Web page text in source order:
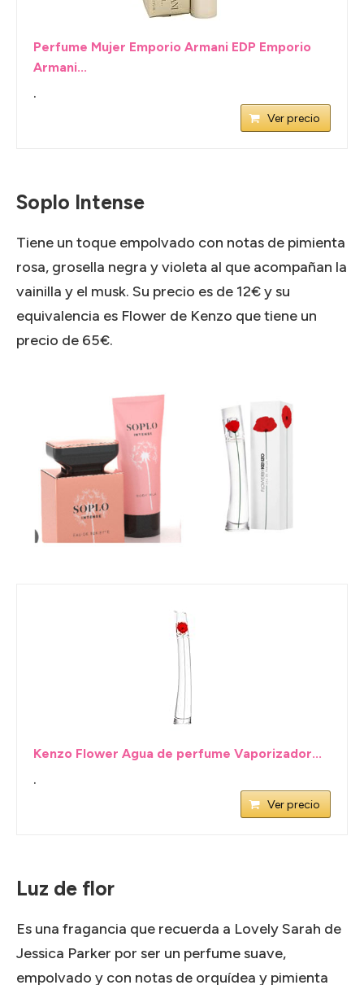
Perfume Mujer Emporio Armani EDP Emporio
Armani...
.
Ver precio
Soplo Intense
Tiene un toque empolvado con notas de pimienta
rosa, grosella negra y violeta al que acompañan la
vainilla y el musk. Su precio es de 12€ y su
equivalencia es Flower de Kenzo que tiene un
precio de 65€.
Kenzo Flower Agua de perfume Vaporizador...
.
Ver precio
Luz de flor
Es una fragancia que recuerda a Lovely Sarah de
Jessica Parker por ser un perfume suave,
empolvado y con notas de orquídea y pimienta